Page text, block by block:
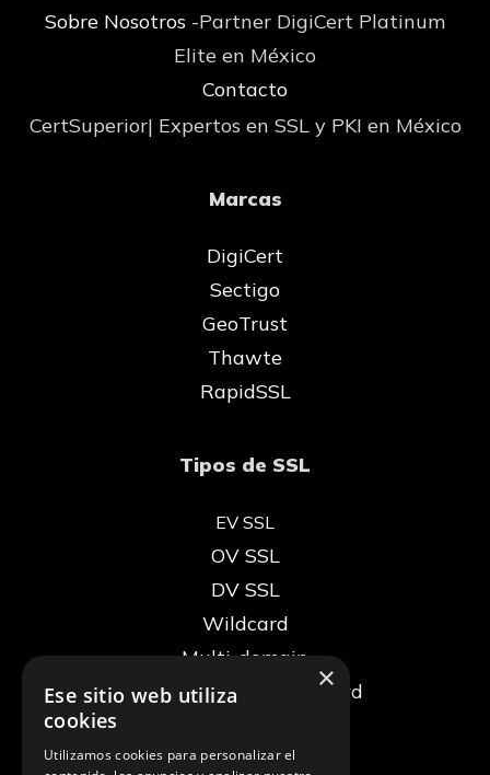
Sobre Nosotros -Partner DigiCert Platinum
Elite en México
Contacto
CertSuperior| Expertos en SSL y PKI en México
Marcas
DigiCert
Sectigo
GeoTrust
Thawte
RapidSSL
Tipos de SSL
EV SSL
OV SSL
DV SSL
Wildcard
Multi-domain
Multi-domain + Wildcard
×
Ese sitio web utiliza
cookies
Utilizamos cookies para personalizar el